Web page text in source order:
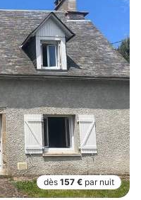
dès 157 € par nuit